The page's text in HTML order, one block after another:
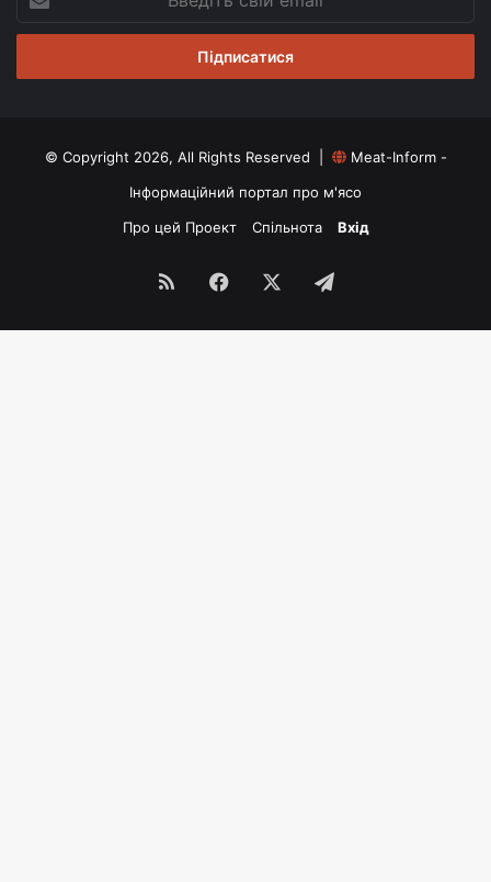
свій
email
© Copyright 2026, All Rights Reserved |
Meat-Inform -
Інформаційний портал про м'ясо
Про цей Проект
Спільнота Вхід
RSS Facebook